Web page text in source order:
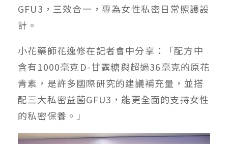
GFU3，三效合一，專為女性私密日常照護設
計。
小花藥師花逸修在記者會中分享：「配方中
含有1000毫克D-甘露糖與超過36毫克的原花
青素，是許多國際研究的建議補充量，並搭
配三大私密益菌GFU3，能更全面的支持女性
的私密保養。」